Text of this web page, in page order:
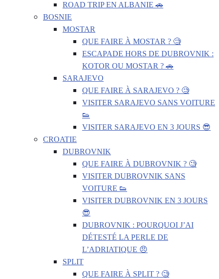
ROAD TRIP EN ALBANIE 🚗
BOSNIE
MOSTAR
QUE FAIRE À MOSTAR ? 🧐
ESCAPADE HORS DE DUBROVNIK :
KOTOR OU MOSTAR ? 🚗
SARAJEVO
QUE FAIRE À SARAJEVO ? 🧐
VISITER SARAJEVO SANS VOITURE
👟
VISITER SARAJEVO EN 3 JOURS 😎
CROATIE
DUBROVNIK
QUE FAIRE À DUBROVNIK ? 🧐
VISITER DUBROVNIK SANS
VOITURE 👟
VISITER DUBROVNIK EN 3 JOURS
😎
DUBROVNIK : POURQUOI J’AI
DÉTESTÉ LA PERLE DE
L’ADRIATIQUE 😠
SPLIT
QUE FAIRE À SPLIT ? 🧐